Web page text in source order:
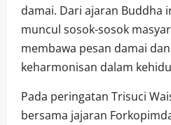
damai. Dari ajaran Buddha
muncul sosok-sosok
membawa pesan damai
keharmonisan dalam
Pada peringatan Trisuci
bersama jajaran